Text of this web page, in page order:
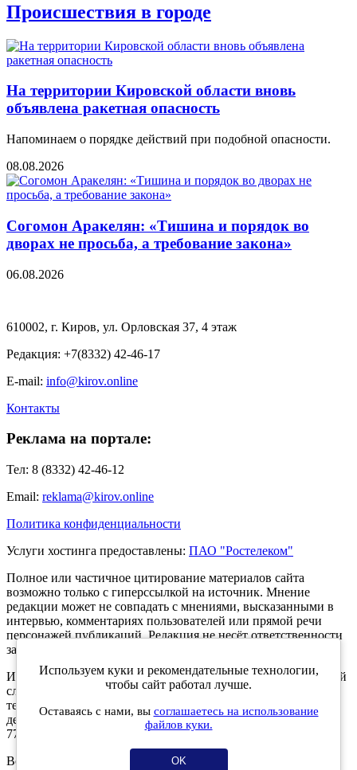
Происшествия в городе
На территории Кировской области вновь
объявлена ракетная опасность
Напоминаем о порядке действий при подобной опасности.
08.08.2026
Согомон Аракелян: «Тишина и порядок во
дворах не просьба, а требование закона»
06.08.2026
610002, г. Киров, ул. Орловская 37, 4 этаж
Редакция: +7(8332) 42-46-17
E-mail: info@kirov.online
Контакты
Реклама на портале:
Тел: 8 (8332) 42-46-12
Email: reklama@kirov.online
Политика конфиденциальности
Услуги хостинга предоставлены: ПАО "Ростелеком"
Полное или частичное цитирование материалов сайта
возможно только с гиперссылкой на источник. Мнение
редакции может не совпадать с мнениями, высказанными в
интервью, комментариях пользователей или прямой речи
персонажей публикаций. Редакция не несёт ответственности
за текст комментариев читателей.
Интернет-портал Kirov.online зарегистрирован в Федеральной
службе по надзору в сфере связи, информационных
технологий и массовых коммуникаций (Роскомнадзор) 5
декабря 2019 года. Регистрационный номер ЭЛ № ФС 77 -
77189.
Возрастное ограничение 12+
Используем куки и рекомендательные технологии,
чтобы сайт работал лучше.
Оставаясь с нами, вы соглашаетесь на использование
файлов куки.
OK